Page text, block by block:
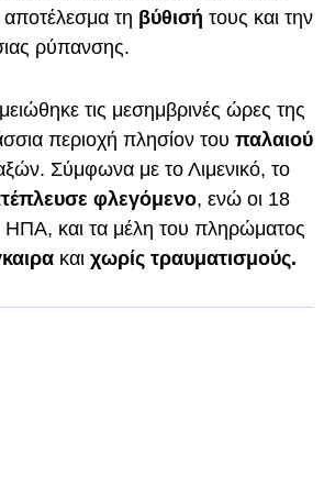
αποτέλεσμα τη βύθισή τους και την
ρύπανσης.
τις μεσημβρινές ώρες της
περιοχή πλησίον του παλαιού
Σύμφωνα με το Λιμενικό, το
φλεγόμενο, ενώ οι 18
ΗΠΑ, και τα μέλη του πληρώματος
και χωρίς τραυματισμούς.